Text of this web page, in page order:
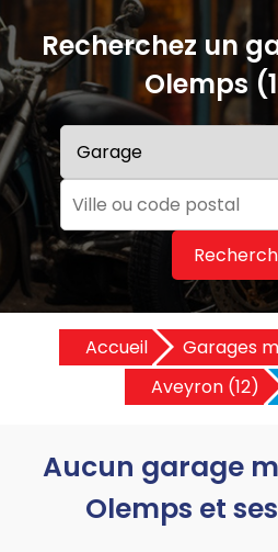
Recherchez un
Olemps
Accueil Garages
Aveyron (12)
Aucun garage
Olemps et